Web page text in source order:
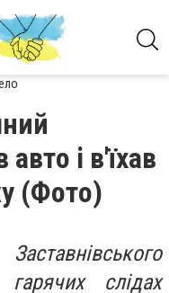
і в'їхав
(Фото)
слідах